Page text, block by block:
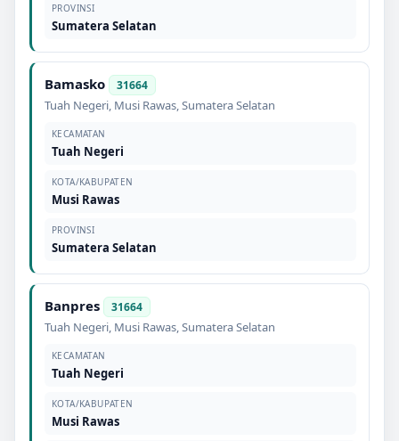
PROVINSI
Sumatera Selatan
Bamasko 31664
Tuah Negeri, Musi Rawas,Sumatera Selatan
KECAMATAN
Tuah Negeri
KOTA/KABUPATEN
Musi Rawas
PROVINSI
Sumatera Selatan
Banpres 31664
Tuah Negeri, Musi Rawas,Sumatera Selatan
KECAMATAN
Tuah Negeri
KOTA/KABUPATEN
Musi Rawas